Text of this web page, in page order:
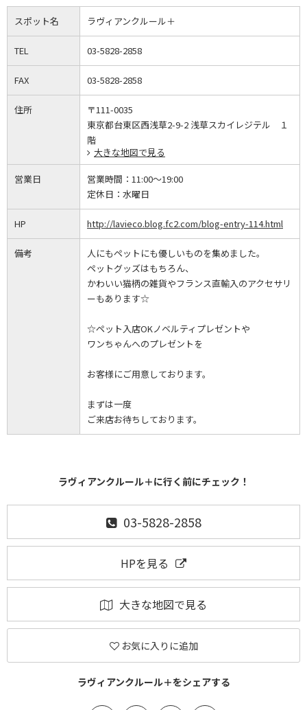
スポット名 ラヴィアンクルール＋
TEL 03-5828-2858
FAX 03-5828-2858
住所
〒111-0035
東京都台東区西浅草2-9-2 浅草スカイレジテル １
階
大きな地図で見る
営業日 営業時間： 11:00～19:00
定休日： 水曜日
HP http://lavieco.blog.fc2.com/blog-entry-114.html
備考
人にもペットにも優しいものを集めました。
ペットグッズはもちろん、
かわいい猫柄の雑貨やフランス直輸入のアクセサリ
ーもあります☆
☆ペット入店OKノベルティプレゼントや
ワンちゃんへのプレゼントを
お客様にご用意しております。
まずは一度
ご来店お待ちしております。
ラヴィアンクルール＋に行く前にチェック！
03-5828-2858
HPを見る
大きな地図で見る
お気に入りに追加
ラヴィアンクルール＋をシェアする